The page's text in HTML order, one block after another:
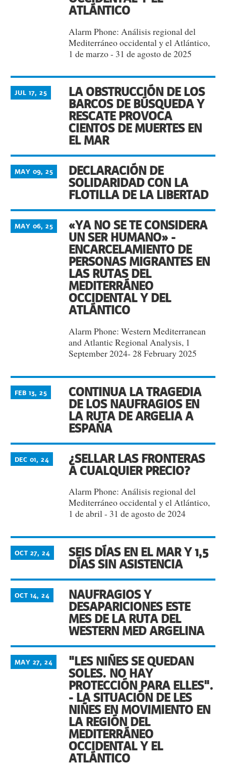
ATLÁNTICO
Alarm Phone: Análisis regional del
Mediterráneo occidental y el Atlántico,
1 de marzo - 31 de agosto de 2025
LA OBSTRUCCIÓN DE LOS
BARCOS DE BÚSQUEDA Y
RESCATE PROVOCA
CIENTOS DE MUERTES EN
EL MAR
JUL 17, 25
DECLARACIÓN DE
SOLIDARIDAD CON LA
FLOTILLA DE LA LIBERTAD
MAY 09, 25
«YA NO SE TE CONSIDERA
UN SER HUMANO» -
ENCARCELAMIENTO DE
PERSONAS MIGRANTES EN
LAS RUTAS DEL
MEDITERRÁNEO
OCCIDENTAL Y DEL
ATLÁNTICO
MAY 06, 25
Alarm Phone: Western Mediterranean
and Atlantic Regional Analysis, 1
September 2024- 28 February 2025
CONTINUA LA TRAGEDIA
DE LOS NAUFRAGIOS EN
LA RUTA DE ARGELIA A
ESPAÑA
FEB 13, 25
¿SELLAR LAS FRONTERAS
A CUALQUIER PRECIO?
DEC 01, 24
Alarm Phone: Análisis regional del
Mediterráneo occidental y el Atlántico,
1 de abril - 31 de agosto de 2024
SEIS DÍAS EN EL MAR Y 1,5
DÍAS SIN ASISTENCIA
OCT 27, 24
NAUFRAGIOS Y
DESAPARICIONES ESTE
MES DE LA RUTA DEL
WESTERN MED ARGELINA
OCT 14, 24
"LES NIÑES SE QUEDAN
SOLES. NO HAY
PROTECCIÓN PARA ELLES".
- LA SITUACIÓN DE LES
NIÑES EN MOVIMIENTO EN
LA REGIÓN DEL
MEDITERRÁNEO
OCCIDENTAL Y EL
ATLÁNTICO
MAY 27, 24